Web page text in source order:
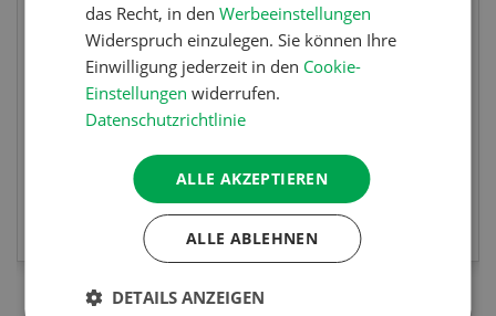
interessieren Sie sich für das Thema? In
diesem Fall ist unser FBA-Weiterbildungskurs
die perfekte Wahl für Sie. Der Abschluss lässt
sich mit einem Praktikum zum fachbezogenen,
berufsunabhängigen Ausweis erweitern.
MEHR ZUR VERANSTALTUNG
das Recht, in denWerbeeinstellungen
Widerspruch einzulegen. Sie können Ihre
Einwilligung jederzeit in den Cookie-
Einstellungen widerrufen.
Datenschutzrichtlinie
ALLE AKZEPTIEREN
ALLE ABLEHNEN
DETAILS ANZEIGEN